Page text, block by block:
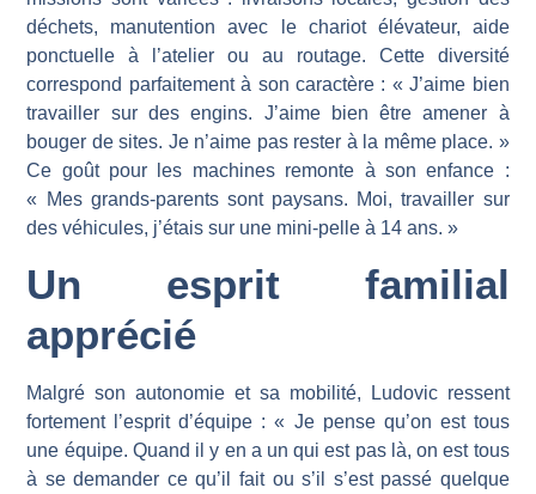
déchets, manutention avec le chariot élévateur, aide
ponctuelle à l’atelier ou au routage. Cette diversité
correspond parfaitement à son caractère : « J’aime bien
travailler sur des engins. J’aime bien être amener à
bouger de sites. Je n’aime pas rester à la même place. »
Ce goût pour les machines remonte à son enfance :
« Mes grands-parents sont paysans. Moi, travailler sur
des véhicules, j’étais sur une mini-pelle à 14 ans. »
Un esprit familial
apprécié
Malgré son autonomie et sa mobilité, Ludovic ressent
fortement l’esprit d’équipe : « Je pense qu’on est tous
une équipe. Quand il y en a un qui est pas là, on est tous
à se demander ce qu’il fait ou s’il s’est passé quelque